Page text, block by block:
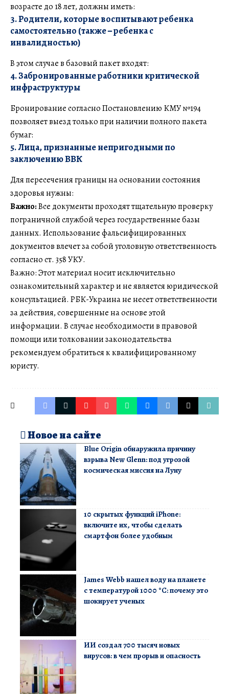
возрасте до 18 лет, должны иметь:
3. Родители, которые воспитывают ребенка
самостоятельно (также–ребенка с
инвалидностью)
В этом случае в базовый пакет входят:
4. Забронированные работники критической
инфраструктуры
Бронирование согласно Постановлению КМУ №194
позволяет выезд только при наличии полного пакета
бумаг:
5. Лица, признанные непригодными по
заключению ВВК
Для пересечения границы на основании состояния
здоровья нужны:
Важно:Все документы проходят тщательную проверку
пограничной службой через государственные базы
данных. Использование фальсифицированных
документов влечет за собой уголовную ответственность
согласно ст. 358 УКУ.
Важно: Этот материал носит исключительно
ознакомительный характер и не является юридической
консультацией. РБК-Украина не несет ответственности
за действия, совершенные на основе этой
информации. В случае необходимости в правовой
помощи или толковании законодательства
рекомендуем обратиться к квалифицированному
юристу.
Новое на сайте
Blue Origin обнаружила причину
взрыва New Glenn: под угрозой
космическая миссия на Луну
10 скрытых функций iPhone:
включите их, чтобы сделать
смартфон более удобным
James Webb нашел воду на планете
с температурой 1000 °C: почему это
шокирует ученых
ИИ создал 700 тысяч новых
вирусов: в чем прорыв и опасность